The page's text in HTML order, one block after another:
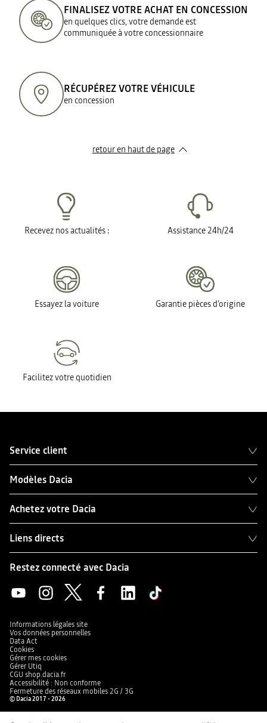
FINALISEZ VOTRE ACHAT EN CONCESSION
en quelques clics, votre demande est
communiquée à votre concessionnaire
RÉCUPÉREZ VOTRE VÉHICULE
en concession
retour en haut de page​
Recevez nos actualités : Assistance 24h/24
Essayez la voiture Garantie pièces d'origine
Facilitez votre quotidien
Service client
Modèles Dacia
Achetez votre Dacia
Liens directs
Restez connecté avec Dacia
Informations légales site
Vos données personnelles
Data Act
Cookies
Gérer mes cookies
Gérer Utiq
CGU shop.dacia.fr
Accessibilité : Non conforme
Fermeture des réseaux mobiles 2G / 3G
© Dacia 2017 - 2026